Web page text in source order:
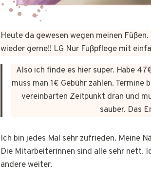
Heute da gewesen wegen meinen
wieder gerne!! LG Nur Fußpflege mit
Also ich finde es hier super. Habe
muss man 1€ Gebühr zahlen.
vereinbarten Zeitpunkt dran und
sauber. Das
Ich bin jedes Mal sehr zufrieden. Meine
Die Mitarbeiterinnen sind alle sehr nett.
andere weiter.